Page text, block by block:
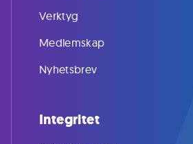
Verktyg
Medlemskap
Nyhetsbrev
Integritet